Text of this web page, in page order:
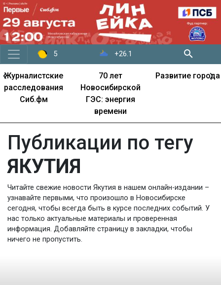
5 +26.1
Журналистские
расследования
Сиб.фм
70 лет
Новосибирской
ГЭС: энергия
времени
Развитие города
‹ ›
Публикации по тегу
ЯКУТИЯ
Читайте свежие новости Якутия в нашем онлайн-издании –
узнавайте первыми, что произошло в Новосибирске
сегодня, чтобы всегда быть в курсе последних событий. У
нас только актуальные материалы и проверенная
информация. Добавляйте страницу в закладки, чтобы
ничего не пропустить.